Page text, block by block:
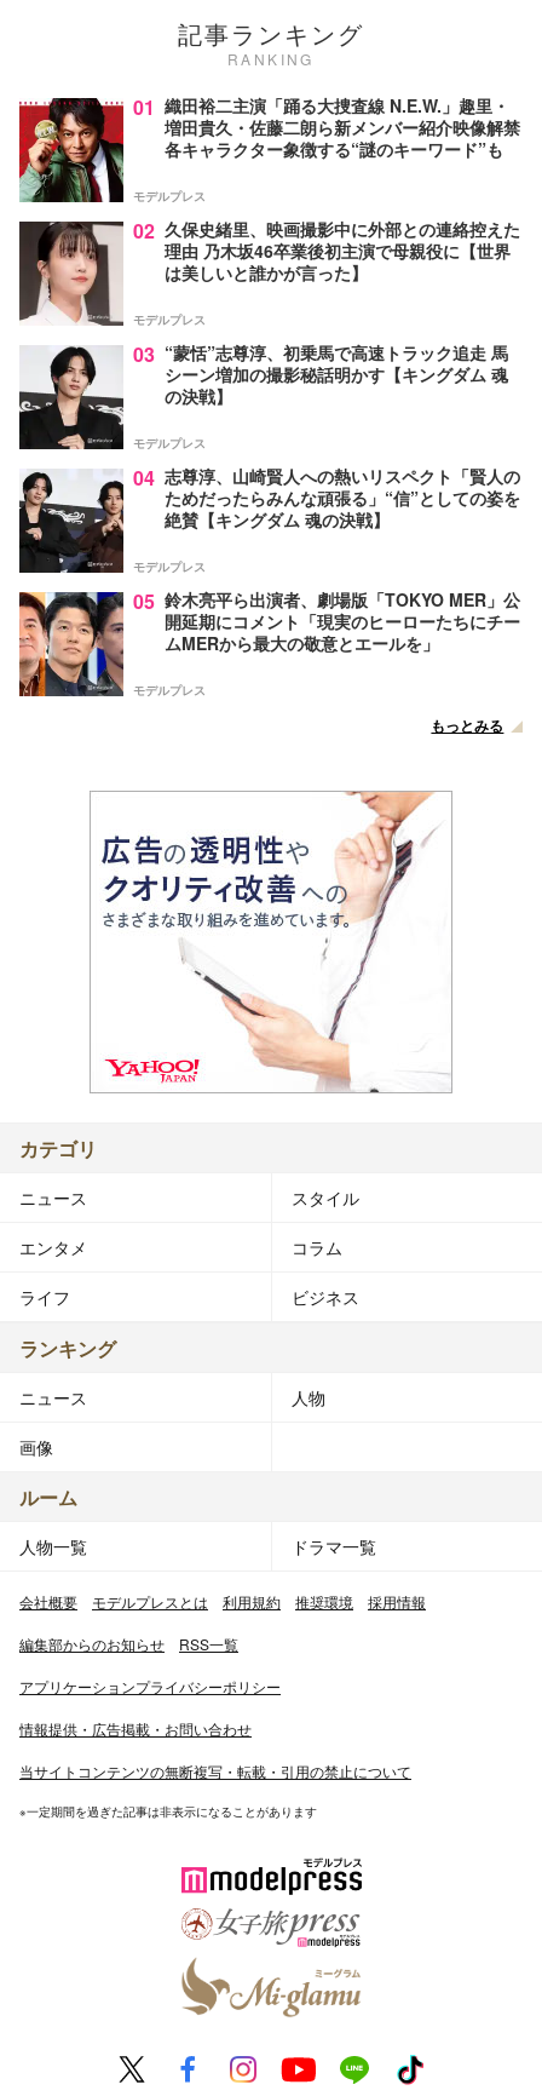
記事ランキング
RANKING
01 織田裕二主演「踊る大捜査線 N.E.W.」趣里・
増田貴久・佐藤二朗ら新メンバー紹介映像解禁
各キャラクター象徴する“謎のキーワード”も
モデルプレス
02 久保史緒里、映画撮影中に外部との連絡控えた
理由 乃木坂46卒業後初主演で母親役に【世界
は美しいと誰かが言った】
モデルプレス
03 “蒙恬”志尊淳、初乗馬で高速トラック追走 馬
シーン増加の撮影秘話明かす【キングダム 魂
の決戦】
モデルプレス
04 志尊淳、山崎賢人への熱いリスペクト「賢人の
ためだったらみんな頑張る」“信”としての姿を
絶賛【キングダム 魂の決戦】
モデルプレス
05 鈴木亮平ら出演者、劇場版「TOKYO MER」公
開延期にコメント「現実のヒーローたちにチー
ムMERから最大の敬意とエールを」
モデルプレス
もっとみる
カテゴリ
ニュース スタイル
エンタメ コラム
ライフ ビジネス
ランキング
ニュース 人物
画像
ルーム
人物一覧 ドラマ一覧
会社概要 モデルプレスとは 利用規約 推奨環境 採用情報
編集部からのお知らせ RSS一覧
アプリケーションプライバシーポリシー
情報提供・広告掲載・お問い合わせ
当サイトコンテンツの無断複写・転載・引用の禁止について
※一定期間を過ぎた記事は非表示になることがあります